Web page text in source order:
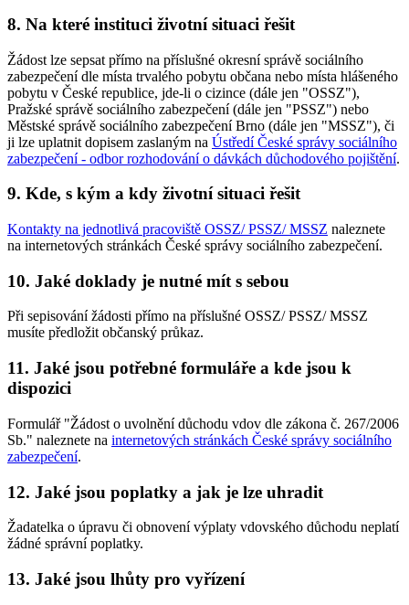
8. Na které instituci životní situaci řešit
Žádost lze sepsat přímo na příslušné okresní správě sociálního
zabezpečení dle místa trvalého pobytu občana nebo místa hlášeného
pobytu v České republice, jde-li o cizince (dále jen "OSSZ"),
Pražské správě sociálního zabezpečení (dále jen "PSSZ") nebo
Městské správě sociálního zabezpečení Brno (dále jen "MSSZ"), či
ji lze uplatnit dopisem zaslaným na Ústředí České správy sociálního
zabezpečení - odbor rozhodování o dávkách důchodového pojištění.
9. Kde, s kým a kdy životní situaci řešit
Kontakty na jednotlivá pracoviště OSSZ/ PSSZ/ MSSZ naleznete
na internetových stránkách České správy sociálního zabezpečení.
10. Jaké doklady je nutné mít s sebou
Při sepisování žádosti přímo na příslušné OSSZ/ PSSZ/ MSSZ
musíte předložit občanský průkaz.
11. Jaké jsou potřebné formuláře a kde jsou k
dispozici
Formulář "Žádost o uvolnění důchodu vdov dle zákona č. 267/2006
Sb." naleznete na internetových stránkách České správy sociálního
zabezpečení.
12. Jaké jsou poplatky a jak je lze uhradit
Žadatelka o úpravu či obnovení výplaty vdovského důchodu neplatí
žádné správní poplatky.
13. Jaké jsou lhůty pro vyřízení